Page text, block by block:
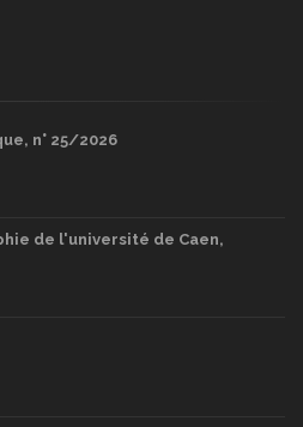
n° 25/2026
de l'université de Caen,